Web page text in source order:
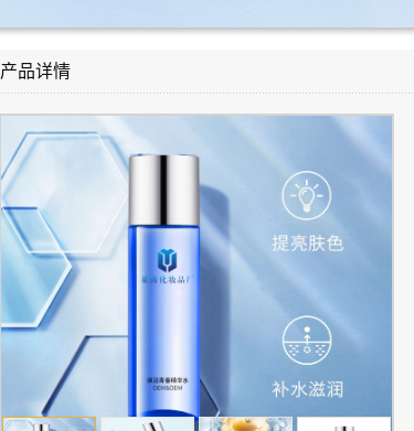
产品详情